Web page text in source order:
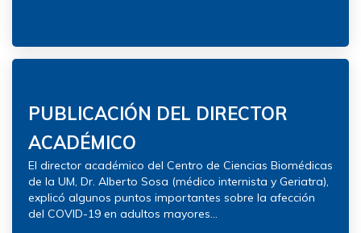
PUBLICACIÓN DEL DIRECTOR
ACADÉMICO
El director académico del Centro de Ciencias Biomédicas
de la UM, Dr. Alberto Sosa (médico internista y Geriatra),
explicó algunos puntos importantes sobre la afección
del COVID-19 en adultos mayores...